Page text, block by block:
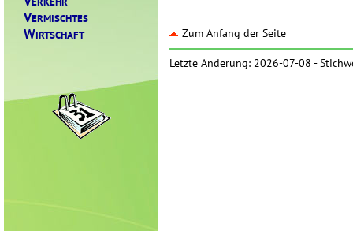
VERMISCHTES
WIRTSCHAFT Zum Anfang der Seite
Letzte Änderung: 2026-07-08 -